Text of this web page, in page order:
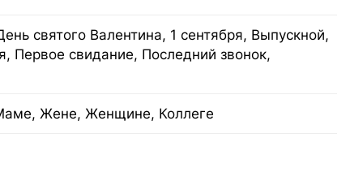
святого Валентина, 1 сентября, Выпускной,
Первое свидание, Последний звонок,
Жене, Женщине, Коллеге